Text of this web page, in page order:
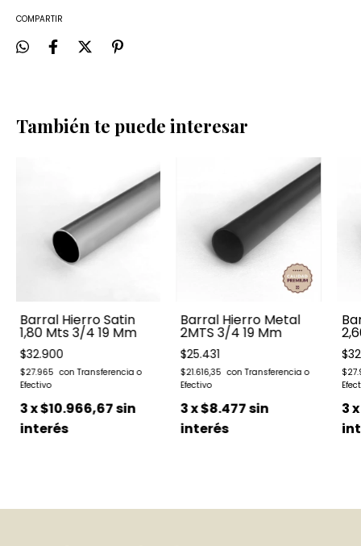
COMPARTIR
También te puede interesar
Barral Hierro Satin
1,80 Mts 3/4 19 Mm
$32.900
$27.965
3x$10.966,67sin
interés
Barral Hierro Metal
2MTS 3/4 19 Mm
$25.431
$21.616,35
3x$8.477sin
interés
3x